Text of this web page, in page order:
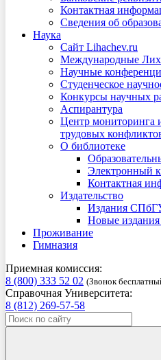
Контактная
Сведения об
Наука
Сайт Lihachev.ru
Международные
Научные
Студенческое
Конкурсы научных
Аспирантура
Центр мониторинга
трудовых
О библиотеке
Электронный
Контактная
Издательство
Издания
Новые
Проживание
Гимназия
Приемная комиссия:
8 (800) 333 52 02 (Звонок
Справочная Университета:
8 (812) 269-57-58